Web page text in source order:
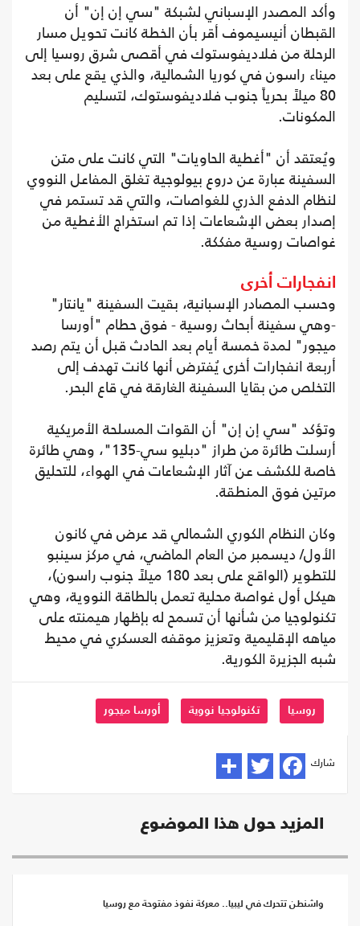
وأكد المصدر الإسباني لشبكة "سي إن إن" أن
القبطان أنيسيموف أقر بأن الخطة كانت تحويل مسار
الرحلة من فلاديفوستوك في أقصى شرق روسيا إلى
ميناء راسون في كوريا الشمالية، والذي يقع على بعد
80 ميلاً بحرياً جنوب فلاديفوستوك، لتسليم
المكونات.
ويُعتقد أن "أغطية الحاويات" التي كانت على متن
السفينة عبارة عن دروع بيولوجية تغلق المفاعل النووي
لنظام الدفع الذري للغواصات، والتي قد تستمر في
إصدار بعض الإشعاعات إذا تم استخراج الأغطية من
غواصات روسية مفككة.
انفجارات أخرى
وحسب المصادر الإسبانية، بقيت السفينة "يانتار"
-وهي سفينة أبحاث روسية - فوق حطام "أورسا
ميجور" لمدة خمسة أيام بعد الحادث قبل أن يتم رصد
أربعة انفجارات أخرى يُفترض أنها كانت تهدف إلى
التخلص من بقايا السفينة الغارقة في قاع البحر.
وتؤكد "سي إن إن" أن القوات المسلحة الأمريكية
أرسلت طائرة من طراز "دبليو سي-135"، وهي طائرة
خاصة للكشف عن آثار الإشعاعات في الهواء، للتحليق
مرتين فوق المنطقة.
وكان النظام الكوري الشمالي قد عرض في كانون
الأول/ ديسمبر من العام الماضي، في مركز سينبو
للتطوير (الواقع على بعد 180 ميلاً جنوب راسون)،
هيكل أول غواصة محلية تعمل بالطاقة النووية، وهي
تكنولوجيا من شأنها أن تسمح له بإظهار هيمنته على
مياهه الإقليمية وتعزيز موقفه العسكري في محيط
شبه الجزيرة الكورية.
روسيا تكنولوجيا نووية أورسا ميجور
شارك
المزيد حول هذا الموضوع
واشنطن تتحرك في ليبيا.. معركة نفوذ مفتوحة مع روسيا